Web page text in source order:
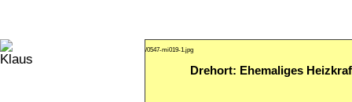
/0547-mi019-1.jpg
Drehort: Ehemaliges